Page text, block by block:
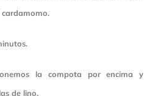
la compota por encima y
de lino.